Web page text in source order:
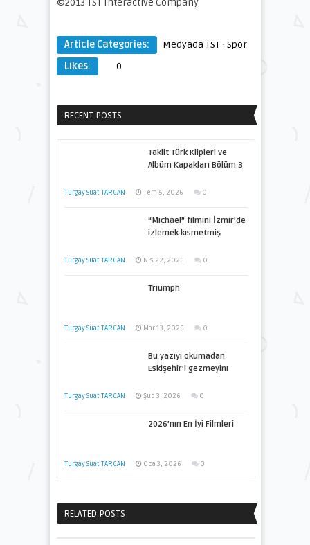
©2013 TST Interactive Company
Article Categories: Medyada TST· Spor
Likes:
0
RECENT POSTS
Taklit Türk Klipleri ve
Albüm Kapakları Bölüm 3
Turgay Suat TARCAN Tem 5, 2026 0
“Michael” filmini İzmir’de
izlemek kısmetmiş
Turgay Suat TARCAN Nis 22, 2026 0
Triumph
Turgay Suat TARCAN Mar 13, 2026 0
Bu yazıyı okumadan
Eskişehir’i gezmeyin!
Turgay Suat TARCAN Şub 3, 2026 0
2026’nın En İyi Filmleri
Turgay Suat TARCAN Oca 3, 2026 0
RELATED POSTS